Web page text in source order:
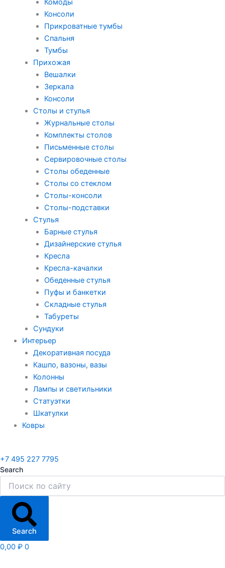
Комоды
Консоли
Прикроватные тумбы
Спальня
Тумбы
Прихожая
Вешалки
Зеркала
Консоли
Столы и стулья
Журнальные столы
Комплекты столов
Письменные столы
Сервировочные столы
Столы обеденные
Столы со стеклом
Столы-консоли
Столы-подставки
Стулья
Барные стулья
Дизайнерские стулья
Кресла
Кресла-качалки
Обеденные стулья
Пуфы и банкетки
Складные стулья
Табуреты
Сундуки
Интерьер
Декоративная посуда
Кашпо, вазоны, вазы
Колонны
Лампы и светильники
Статуэтки
Шкатулки
Ковры
+7 495 227 7795
Search
Search
0,00 ₽ 0